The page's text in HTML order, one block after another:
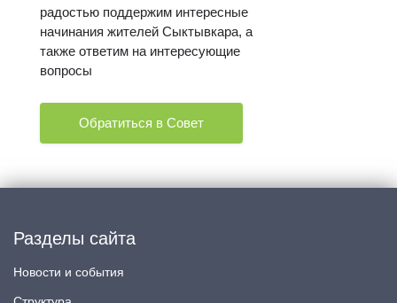
радостью поддержим интересные
начинания жителей Сыктывкара, а
также ответим на интересующие
вопросы
Обратиться в Совет
Разделы сайта
Новости и события